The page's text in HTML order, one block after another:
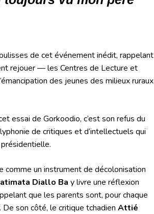
de cet événement inédit, rappelant
rejouer — les Centres de Lecture et
des jeunes des milieux ruraux
essai de Gorkoodio, c’est son refus du
de critiques et d’intellectuels qui
.
comme un instrument de décolonisation
Diallo Ba y livre une réflexion
que les parents sont, pour chaque
. De son côté, le critique tchadien Attié